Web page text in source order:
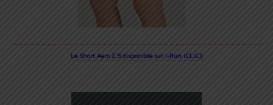
Le Short Aero 2.5 disponible sur i-Run (CLIC!)